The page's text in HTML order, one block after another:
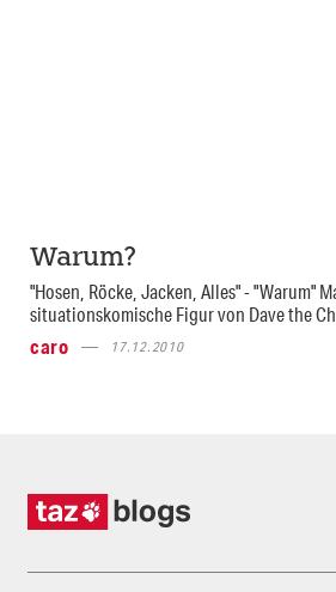
Warum?
"Hosen, Röcke, Jacken, Alles" - "Warum"
situationskomische Figur von Dave the
caro
17.12.2010